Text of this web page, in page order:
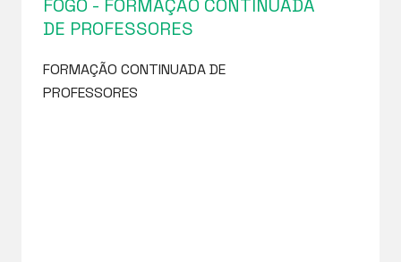
FOGO - FORMAÇÃO CONTINUADA
DE PROFESSORES
FORMAÇÃO CONTINUADA DE
PROFESSORES